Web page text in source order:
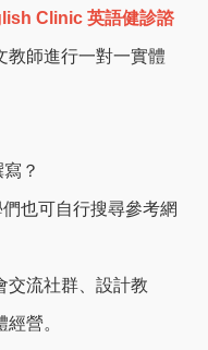
Clinic 英語健診諮
教師進行一對一實體
？
也可自行搜尋參考網
流社群、設計教
營。